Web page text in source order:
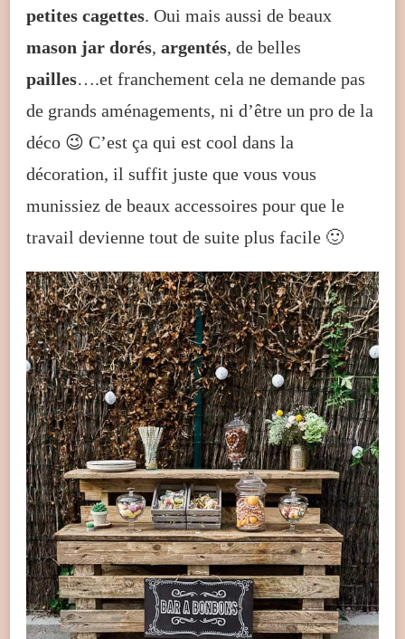
petites cagettes. Oui mais aussi de beaux
mason jar dorés, argentés, de belles
pailles….et franchement cela ne demande pas
de grands aménagements, ni d’être un pro de la
déco 😉 C’est ça qui est cool dans la
décoration, il suffit juste que vous vous
munissiez de beaux accessoires pour que le
travail devienne tout de suite plus facile 🙂